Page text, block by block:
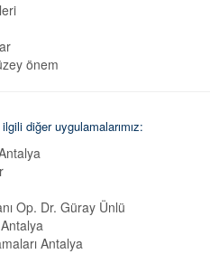
önem
diğer uygulamalarımız:
Op. Dr. Güray Ünlü
Antalya